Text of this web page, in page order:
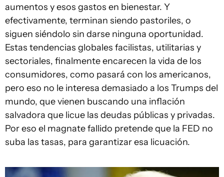
aumentos y esos gastos en bienestar. Y
efectivamente, terminan siendo pastoriles, o
siguen siéndolo sin darse ninguna oportunidad.
Estas tendencias globales facilistas, utilitarias y
sectoriales, finalmente encarecen la vida de los
consumidores, como pasará con los americanos,
pero eso no le interesa demasiado a los Trumps del
mundo, que vienen buscando una inflación
salvadora que licue las deudas públicas y privadas.
Por eso el magnate fallido pretende que la FED no
suba las tasas, para garantizar esa licuación.